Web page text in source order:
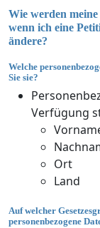
Wie werden
wenn ich eine
ändere?
Welche
Sie sie?
Verfügung
Ort
Land
Auf welcher
personenbezogene